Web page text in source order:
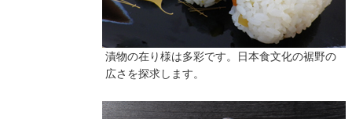
漬物の在り様は多彩です。日本食文化の裾野の
広さを探求します。